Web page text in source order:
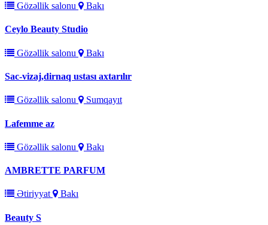
Gözəllik salonu Bakı
Ceylo Beauty Studio
Gözəllik salonu Bakı
Sac-vizaj,dirnaq ustası axtarılır
Gözəllik salonu Sumqayıt
Lafemme az
Gözəllik salonu Bakı
AMBRETTE PARFUM
Ətiriyyat Bakı
Beauty S